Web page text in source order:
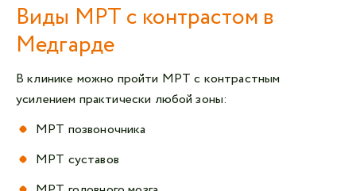
Виды МРТ с контрастом в
Медгарде
В клинике можно пройти МРТ с контрастным
усилением практически любой зоны:
МРТ позвоночника
МРТ суставов